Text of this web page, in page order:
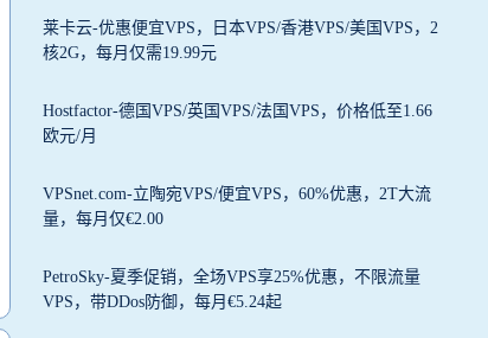
莱卡云-优惠便宜VPS，日本VPS/香港VPS/美国VPS，2
核2G，每月仅需19.99元
Hostfactor-德国VPS/英国VPS/法国VPS，价格低至1.66
欧元/月
VPSnet.com-立陶宛VPS/便宜VPS，60%优惠，2T大流
量，每月仅€2.00
PetroSky-夏季促销，全场VPS享25%优惠，不限流量
VPS，带DDos防御，每月€5.24起